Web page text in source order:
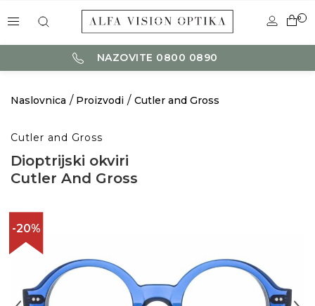
0
NAZOVITE 0800 0890
Naslovnica Proizvodi Cutler and Gross
Cutler and Gross
Dioptrijski okviri
Cutler And Gross
-20%